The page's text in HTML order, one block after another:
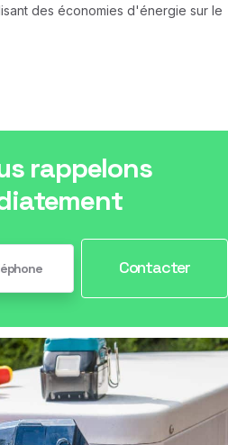
des économies d'énergie sur le
rappelons
Contacter